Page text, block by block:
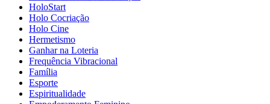
HoloStart
Holo Cocriação
Holo Cine
Hermetismo
Ganhar na Loteria
Frequência Vibracional
Família
Esporte
Espiritualidade